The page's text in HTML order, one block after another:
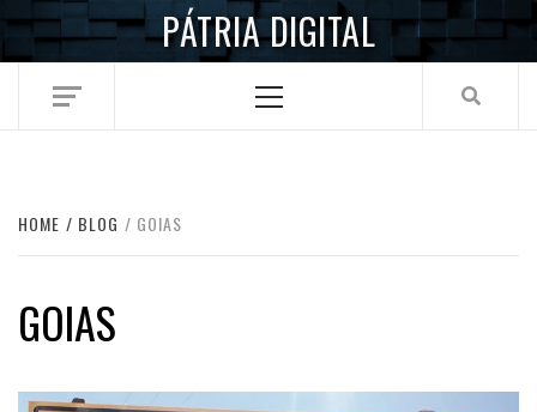
Skip
PÁTRIA DIGITAL
Menu
HOME BLOG GOIAS
GOIAS